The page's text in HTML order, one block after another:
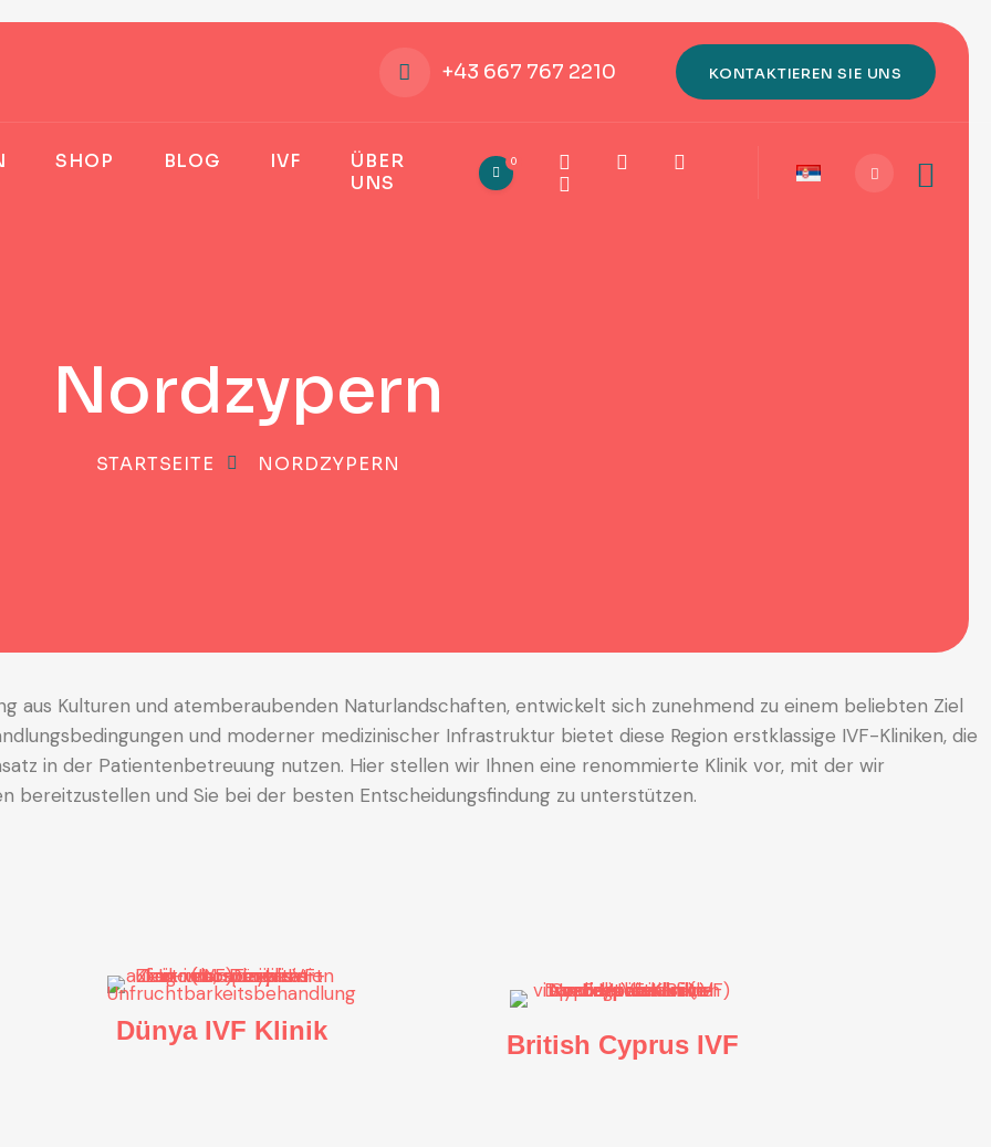
+43 667 767 2210 KONTAKTIEREN SIE UNS
SHOP BLOG IVF
ÜBER
UNS
0
Nordzypern
STARTSEITE NORDZYPERN
aus Kulturen und atemberaubenden Naturlandschaften, entwickelt sich zunehmend zu einem beliebten Ziel
und moderner medizinischer Infrastruktur bietet diese Region erstklassige IVF-Kliniken, die
in der Patientenbetreuung nutzen. Hier stellen wir Ihnen eine renommierte Klinik vor, mit der wir
bereitzustellen und Sie bei der besten Entscheidungsfindung zu unterstützen.
Dünya IVF Klinik British Cyprus IVF